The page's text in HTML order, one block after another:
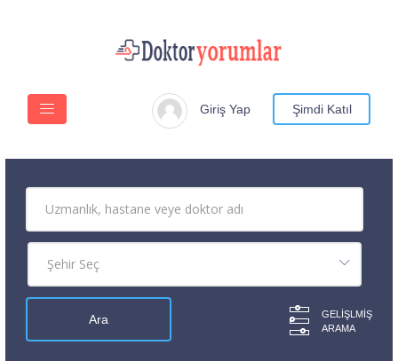
Giriş Yap Şimdi Katıl
GELIŞLMIŞ
ARAMA